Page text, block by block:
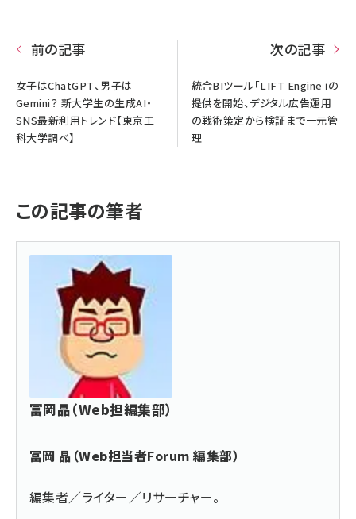
前の記事
女子はChatGPT、男子は
Gemini？ 新大学生の生成AI・
SNS最新利用トレンド【東京工
科大学調べ】
次の記事
統合BIツール「LIFT Engine」の
提供を開始、デジタル広告運用
の戦術策定から検証まで一元管
理
この記事の筆者
冨岡晶（Web担編集部）
冨岡 晶（Web担当者Forum 編集部）
編集者／ライター／リサーチャー。